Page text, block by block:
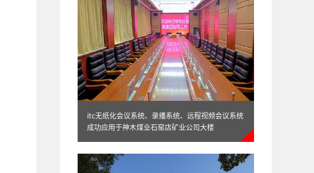
itc-无纸化液晶显示屏应用方案
itc无纸化会议系统、录播系统、远程视频会议系统
成功应用于神木煤业石窑店矿业公司大楼